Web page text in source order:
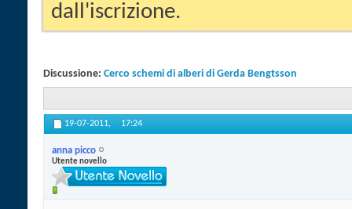
dall'iscrizione.
Discussione: Cerco schemi di alberi di Gerda Bengtsson
19-07-2011, 17:24
anna picco
Utente novello